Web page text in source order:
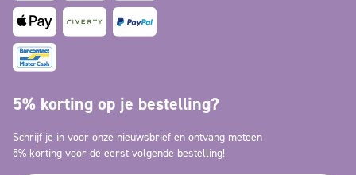
5% korting op je bestelling?
Schrijf je in voor onze nieuwsbrief en ontvang meteen
5% korting voor de eerst volgende bestelling!